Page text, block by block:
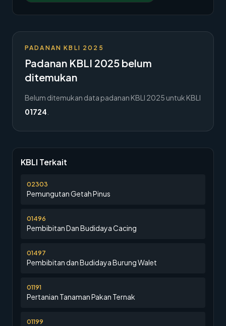
Hubungi Kami→
PADANAN KBLI 2025
Padanan KBLI 2025 belum
ditemukan
Belum ditemukan data padanan KBLI 2025 untuk KBLI
01724
KBLI Terkait
02303
Pemungutan Getah Pinus
01496
Pembibitan Dan Budidaya Cacing
01497
Pembibitan dan Budidaya Burung Walet
01191
Pertanian Tanaman Pakan Ternak
01199